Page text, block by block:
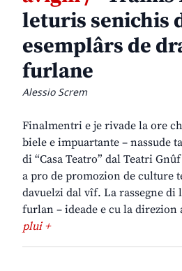
leturis senichis
esemplârs de
furlane
Alessio Screm
Finalmentri e je rivade la ore
biele e impuartante – nassude
di “Casa Teatro” dal Teatri
a pro de promozion de culture
davuelzi dal vîf. La rassegne
furlan – ideade e cu la
plui +